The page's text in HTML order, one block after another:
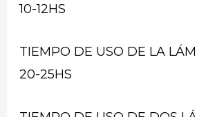
10-12HS
TIEMPO DE USO DE LA
20-25HS